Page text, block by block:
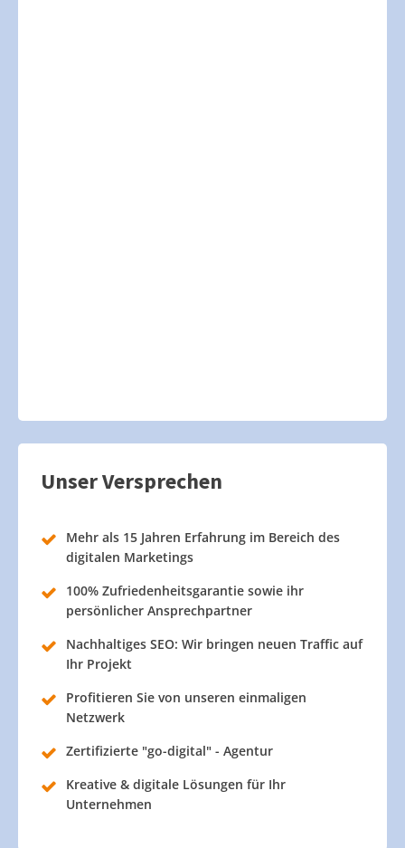
Unser Versprechen
Mehr als 15 Jahren Erfahrung im Bereich des
digitalen Marketings
100% Zufriedenheitsgarantie sowie ihr
persönlicher Ansprechpartner
Nachhaltiges SEO: Wir bringen neuen Traffic auf
Ihr Projekt
Profitieren Sie von unseren einmaligen
Netzwerk
Zertifizierte "go-digital" - Agentur
Kreative & digitale Lösungen für Ihr
Unternehmen